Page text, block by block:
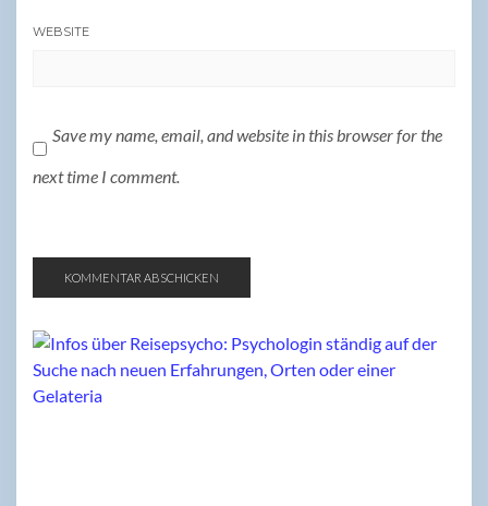
WEBSITE
Save my name, email, and website in this browser for the
next time I comment.